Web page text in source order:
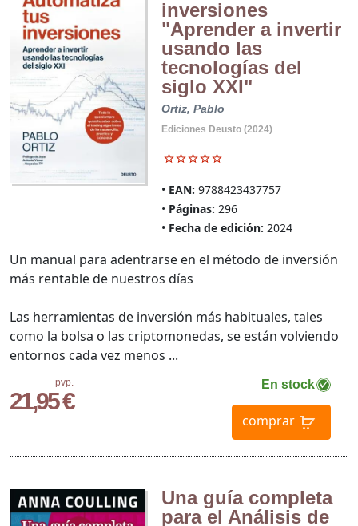
inversiones
"Aprender a invertir
usando las
tecnologías del
siglo XXI"
Ortiz, Pablo
Ediciones Deusto (2024)
EAN: 9788423437757
Páginas: 296
Fecha de edición: 2024
pvp.
21,95 €
En stock
comprar
Un manual para adentrarse en el método de inversión
más rentable de nuestros días
Las herramientas de inversión más habituales, tales
como la bolsa o las criptomonedas, se están volviendo
entornos cada vez menos ...
Una guía completa
para el Análisis de